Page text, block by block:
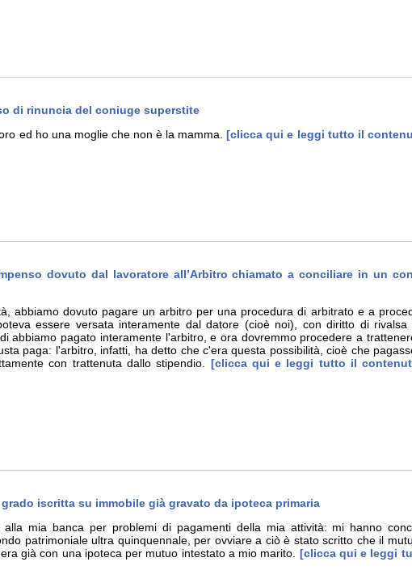
di rinuncia del coniuge superstite
ed ho una moglie che non è la mamma. [clicca qui e leggi tutto il
dovuto dal lavoratore all’Arbitro chiamato a conciliare in un
abbiamo dovuto pagare un arbitro per una procedura di arbitrato e a
essere versata interamente dal datore (cioè noi), con diritto di
abbiamo pagato interamente l'arbitro, e ora dovremmo procedere a
paga: l'arbitro, infatti, ha detto che c'era questa possibilità, cioè che
con trattenuta dallo stipendio.
[clicca qui e leggi tutto il
iscritta su immobile già gravato da ipoteca primaria
mia banca per problemi di pagamenti della mia attività: mi hanno
patrimoniale ultra quinquennale, per ovviare a ciò è stato scritto che il
già con una ipoteca per mutuo intestato a mio marito. [clicca qui e leggi